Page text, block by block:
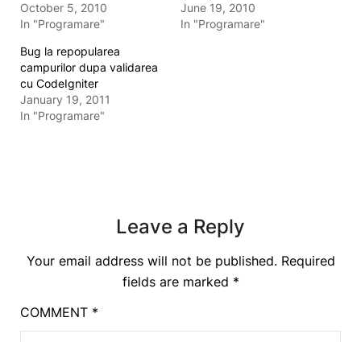
October 5, 2010
In "Programare"
June 19, 2010
In "Programare"
Bug la repopularea
campurilor dupa validarea
cu CodeIgniter
January 19, 2011
In "Programare"
Leave a Reply
Your email address will not be published. Required
fields are marked *
COMMENT *